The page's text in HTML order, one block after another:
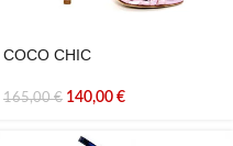
COCO CHIC
165,00€ 140,00 €